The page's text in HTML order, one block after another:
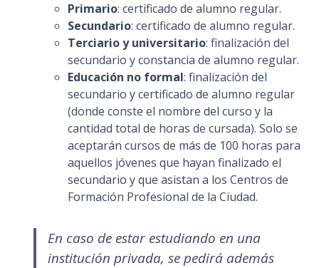
Primario: certificado de alumno regular.
Secundario: certificado de alumno regular.
Terciario y universitario: finalización del
secundario y constancia de alumno regular.
Educación no formal: finalización del
secundario y certificado de alumno regular
(donde conste el nombre del curso y la
cantidad total de horas de cursada). Solo se
aceptarán cursos de más de 100 horas para
aquellos jóvenes que hayan finalizado el
secundario y que asistan a los Centros de
Formación Profesional de la Ciudad.
En caso de estar estudiando en una
institución privada, se pedirá además